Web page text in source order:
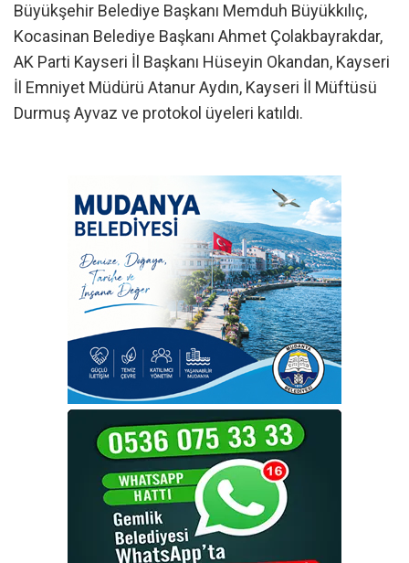
Büyükşehir Belediye Başkanı Memduh Büyükkılıç,
Kocasinan Belediye Başkanı Ahmet Çolakbayrakdar,
AK Parti Kayseri İl Başkanı Hüseyin Okandan, Kayseri
İl Emniyet Müdürü Atanur Aydın, Kayseri İl Müftüsü
Durmuş Ayvaz ve protokol üyeleri katıldı.